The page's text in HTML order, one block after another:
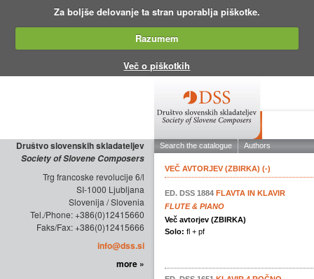
Za boljše delovanje ta stran uporablja piškotke.
Razumem
Več o piškotkih
Društvo slovenskih skladateljev
Society of Slovene Composers
Trg francoske revolucije 6/l
SI-1000 Ljubljana
Slovenija / Slovenia
Tel./Phone: +386(0)12415660
Faks/Fax: +386(0)12415666
info@dss.si
more »